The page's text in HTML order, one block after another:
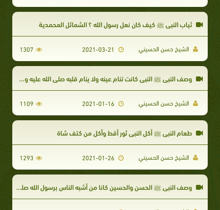
ثياب النبي ﷺ كيف كان نعل رسول الله ؟ الشمائل المحمدية
الشيخ حسن الحسيني 1307
وصف النبي ﷺ النبي كانت تنام عينه ولا ينام قلبه صلى الله عليه وسلم
الشيخ حسن الحسيني 2021-01-16
1109
طعام النبي ﷺ أكل النبي ثور أقط وأكل من كتف شاة
الشيخ حسن الحسيني 2021-01-26
1293
وصف النبي ﷺ الحسن والحسين كانا من أشبه الناس برسول الله صلي الله عليه وسلم